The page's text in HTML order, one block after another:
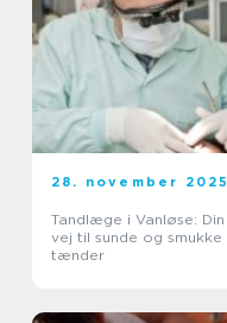
28. november 2025
Tandlæge i Vanløse: Din
vej til sunde og smukke
tænder